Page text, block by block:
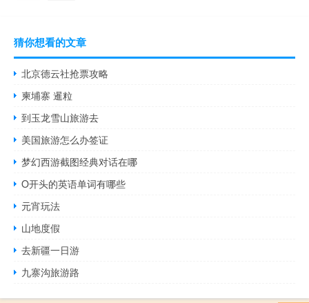
猜你想看的文章
北京德云社抢票攻略
柬埔寨 暹粒
到玉龙雪山旅游去
美国旅游怎么办签证
梦幻西游截图经典对话在哪
O开头的英语单词有哪些
元宵玩法
山地度假
去新疆一日游
九寨沟旅游路